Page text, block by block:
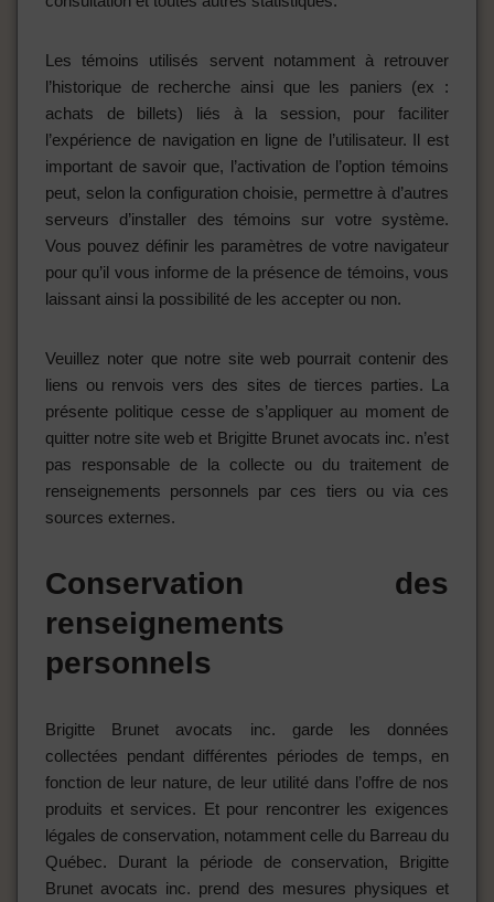
Les témoins utilisés servent notamment à retrouver
l’historique de recherche ainsi que les paniers (ex :
achats de billets) liés à la session, pour faciliter
l’expérience de navigation en ligne de l’utilisateur. Il est
important de savoir que, l’activation de l’option témoins
peut, selon la configuration choisie, permettre à d’autres
serveurs d’installer des témoins sur votre système.
Vous pouvez définir les paramètres de votre navigateur
pour qu’il vous informe de la présence de témoins, vous
laissant ainsi la possibilité de les accepter ou non.
Veuillez noter que notre site web pourrait contenir des
liens ou renvois vers des sites de tierces parties. La
présente politique cesse de s’appliquer au moment de
quitter notre site web et Brigitte Brunet avocats inc. n’est
pas responsable de la collecte ou du traitement de
renseignements personnels par ces tiers ou via ces
sources externes.
Conservation des
renseignements
personnels
Brigitte Brunet avocats inc. garde les données
collectées pendant différentes périodes de temps, en
fonction de leur nature, de leur utilité dans l’offre de nos
produits et services. Et pour rencontrer les exigences
légales de conservation, notamment celle du Barreau du
Québec. Durant la période de conservation, Brigitte
Brunet avocats inc. prend des mesures physiques et